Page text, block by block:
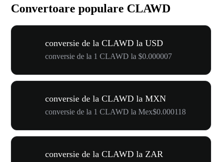
Convertoare populare CLAWD
conversie de la CLAWD la USD
conversie de la 1 CLAWD la $0.000007
conversie de la CLAWD la MXN
conversie de la 1 CLAWD la Mex$0.000118
conversie de la CLAWD la ZAR